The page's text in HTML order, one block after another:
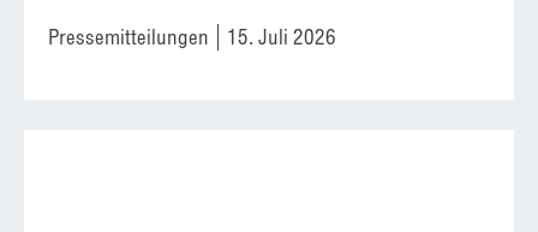
Pressemitteilungen 15. Juli 2026